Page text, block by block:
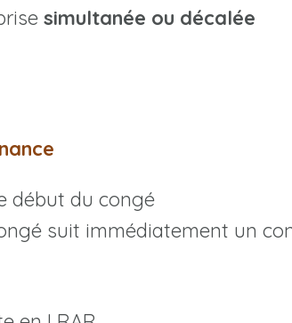
simultanée ou décalée
début du congé
suit immédiatement un